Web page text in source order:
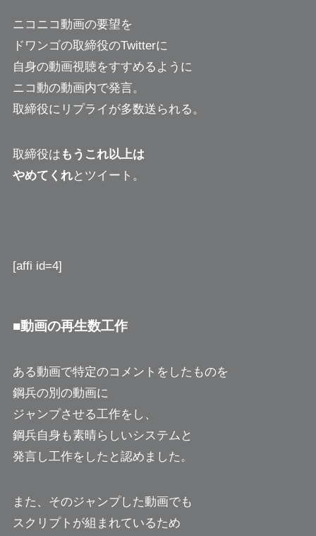
ニコニコ動画の要望を
ドワンゴの取締役のTwitterに
自身の動画視聴をすすめるように
ニコ動の動画内で発言。
取締役にリプライが多数送られる。
取締役は もうこれ以上は
やめてくれとツイート。
[affi id=4]
■動画の再生数工作
ある動画で特定のコメントをしたものを
鋼兵の別の動画に
ジャンプさせる工作をし、
鋼兵自身も素晴らしいシステムと
発言し工作をしたと認めました。
また、そのジャンプした動画でも
スクリプトが組まれているため